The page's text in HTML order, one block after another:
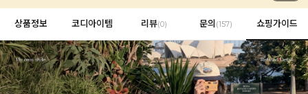
상품정보 코디아이템 리뷰(0) 문의 (157) 쇼핑가이드